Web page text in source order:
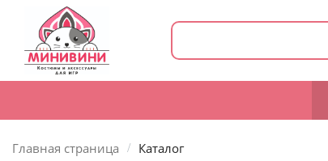
Главная страница Каталог